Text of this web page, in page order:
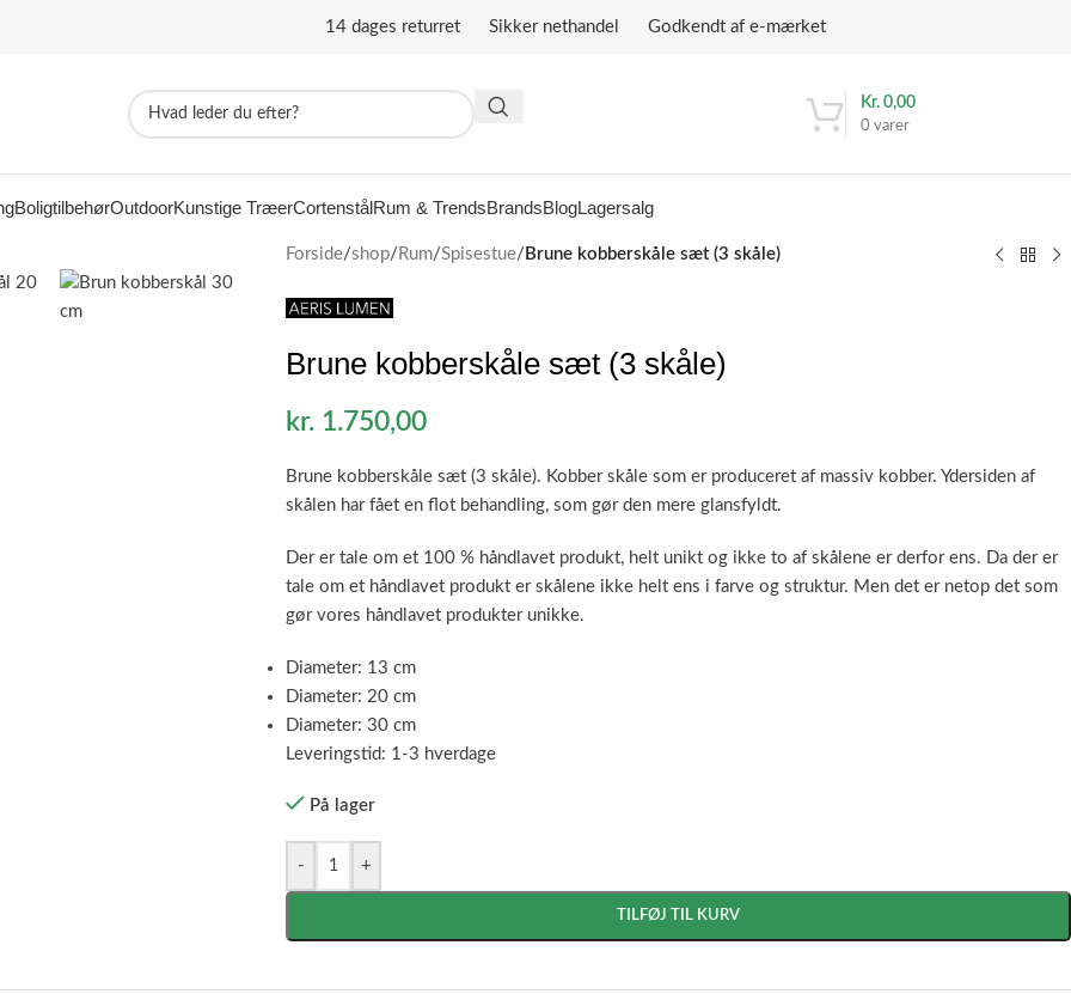
14 dages returret Sikker nethandel Godkendt af e-mærket
0 varer
Kr.0,00
BoligtilbehørOutdoorKunstige TræerCortenstålRum & TrendsBrandsBlogLagersalg
Forside/shop/ Rum/Spisestue/ Brune kobberskåle sæt (3 skåle)
Brune kobberskåle sæt (3 skåle)
kr. 1.750,00
Brune kobberskåle sæt (3 skåle). Kobber skåle som er produceret af massiv kobber. Ydersiden af
skålen har fået en flot behandling, som gør den mere glansfyldt.
Der er tale om et 100 % håndlavet produkt, helt unikt og ikke to af skålene er derfor ens. Da der er
tale om et håndlavet produkt er skålene ikke helt ens i farve og struktur. Men det er netop det som
gør vores håndlavet produkter unikke.
Diameter: 13 cm
Diameter: 20 cm
Diameter: 30 cm
Leveringstid: 1-3 hverdage
På lager
- +
TILFØJ TIL KURV